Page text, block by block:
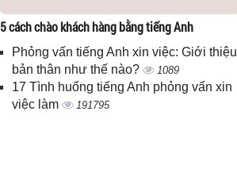
5 cách chào khách hàng bằng tiếng Anh
Phỏng vấn tiếng Anh xin việc: Giới thiệu
bản thân như thế nào?
1089
17 Tình huống tiếng Anh phỏng vấn xin
việc làm
191795